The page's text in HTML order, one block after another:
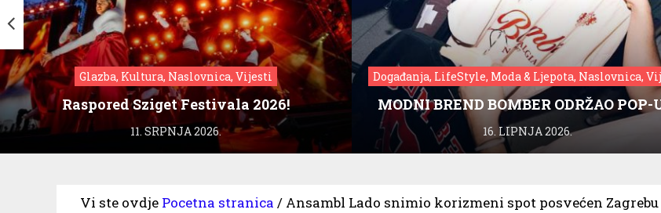
Glazba, Kultura, Naslovnica, Vijesti
Raspored Sziget Festivala 2026!
11. SRPNJA 2026.
Događanja, LifeStyle, Moda & Ljepota, Naslovnica,
MODNI BREND BOMBER ODRŽAO POP-
16. LIPNJA 2026.
Vi ste ovdje Pocetna stranica / Ansambl Lado snimio korizmeni spot posvećen Zagrebu